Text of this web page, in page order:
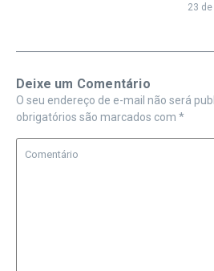
23
Deixe um Comentário
O seu endereço de e-mail não será
obrigatórios são marcados com *